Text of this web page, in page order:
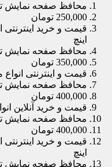
محافظ صفحه نمایش
250,000 تومان
اینچ
محافظ صفحه نمایش
350,000 تومان
قیمت و اینترنتی انواع
محافظ صفحه نمایش
400,000 تومان
قیمت و خرید آنلاین
محافظ صفحه نمایش
400,000 تومان
اینچ
محافظ صفحه نمایش